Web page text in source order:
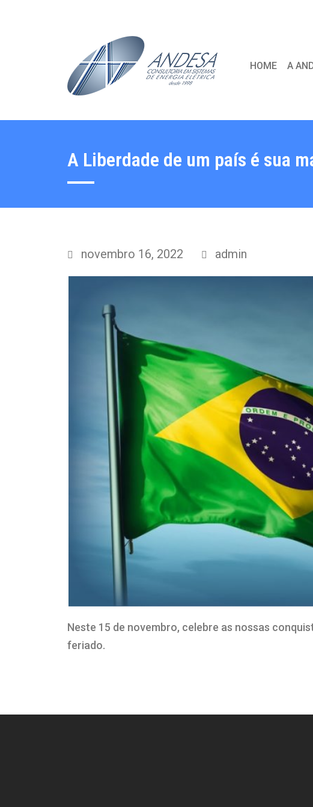
HOME A
A Liberdade de um país é sua
novembro 16, 2022 admin
Neste 15 de novembro, celebre as nossas
feriado.